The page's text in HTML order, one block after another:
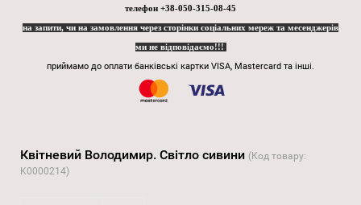
телефон +38-050-315-08-45
на запити, чи на замовлення через сторінки соціальних мереж та месенджерів
ми не відповідаємо!!!
приймамо до оплати банківські картки VISA, Mastercard та інші.
Квітневий Володимир. Світло сивини (Код товару:
K0000214)